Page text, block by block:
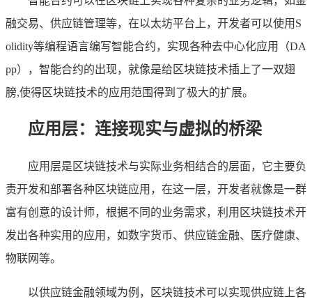
融交易、供应链管理等，在以太坊平台上，开发者可以使用S
olidity等编程语言编写智能合约，实现各种去中心化应用（DA
pp），智能合约的出现，就像是给区块链技术插上了一双翅
膀,使得区块链技术的应用范围得到了极大的扩展。
应用层：连接现实与虚拟的桥梁
应用层是区块链技术与实际业务相结合的层面，它主要负
责开发和部署各种区块链应用，在这一层，开发者就像是一群
富有创意的设计师，根据不同的业务需求，利用区块链技术开
发出各种实用的应用，如数字货币、供应链金融、医疗健康、
物联网等。
以供应链金融领域为例，区块链技术可以实现供应链上各